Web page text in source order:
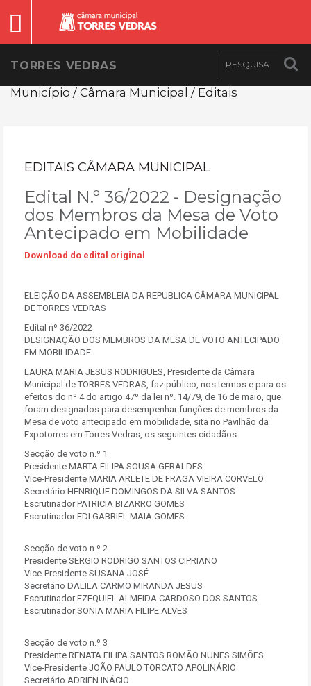
TORRES VEDRAS
Município / Câmara Municipal / Editais
EDITAIS CÂMARA MUNICIPAL
Edital N.º 36/2022 - Designação
dos Membros da Mesa de Voto
Antecipado em Mobilidade
Download do edital original
ELEIÇÃO DA ASSEMBLEIA DA REPUBLICA CÂMARA MUNICIPAL
DE TORRES VEDRAS
Edital nº 36/2022
DESIGNAÇÃO DOS MEMBROS DA MESA DE VOTO ANTECIPADO
EM MOBILIDADE
LAURA MARIA JESUS RODRIGUES, Presidente da Câmara
Municipal de TORRES VEDRAS, faz público, nos termos e para os
efeitos do nº 4 do artigo 47º da lei nº. 14/79, de 16 de maio, que
foram designados para desempenhar funções de membros da
Mesa de voto antecipado em mobilidade, sita no Pavilhão da
Expotorres em Torres Vedras, os seguintes cidadãos:
Secção de voto n.º 1
Presidente MARTA FILIPA SOUSA GERALDES
Vice-Presidente MARIA ARLETE DE FRAGA VIEIRA CORVELO
Secretário HENRIQUE DOMINGOS DA SILVA SANTOS
Escrutinador PATRICIA BIZARRO GOMES
Escrutinador EDI GABRIEL MAIA GOMES
Secção de voto n.º 2
Presidente SERGIO RODRIGO SANTOS CIPRIANO
Vice-Presidente SUSANA JOSÉ
Secretário DALILA CARMO MIRANDA JESUS
Escrutinador EZEQUIEL ALMEIDA CARDOSO DOS SANTOS
Escrutinador SONIA MARIA FILIPE ALVES
Secção de voto n.º 3
Presidente RENATA FILIPA SANTOS ROMÃO NUNES SIMÕES
Vice-Presidente JOÃO PAULO TORCATO APOLINÁRIO
Secretário ADRIEN INÁCIO